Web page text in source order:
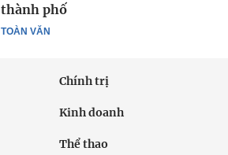
TOÀN VĂN
thành phố
Chính trị
Kinh doanh
Thể thao